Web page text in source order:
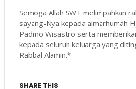
Semoga Allah SWT melimpahkan
sayang-Nya kepada almarhumah
Padmo Wisastro serta
kepada seluruh keluarga yang
Rabbal Alamin.*
SHARE THIS